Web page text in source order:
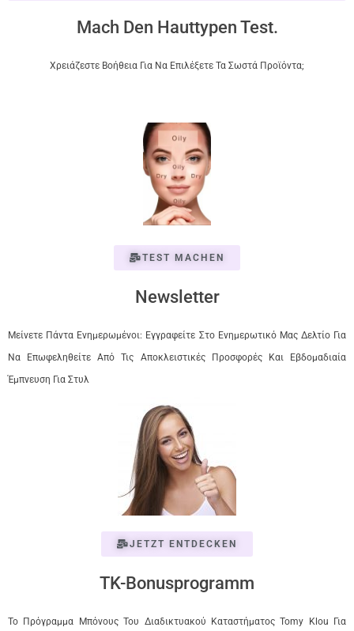
Mach Den Hauttypen Test.
Χρειάζεστε Βοήθεια Για Να Επιλέξετε Τα Σωστά Προϊόντα;
TEST MACHEN
Newsletter
Μείνετε Πάντα Ενημερωμένοι: Εγγραφείτε Στο Ενημερωτικό Μας Δελτίο Για
Να Επωφεληθείτε Από Τις Αποκλειστικές Προσφορές Και Εβδομαδιαία
Έμπνευση Για Στυλ
JETZT ENTDECKEN
TK-Bonusprogramm
Το Πρόγραμμα Μπόνους Του Διαδικτυακού Καταστήματος Tomy Klou Για